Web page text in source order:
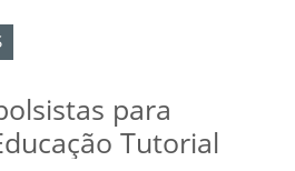
para
Tutorial